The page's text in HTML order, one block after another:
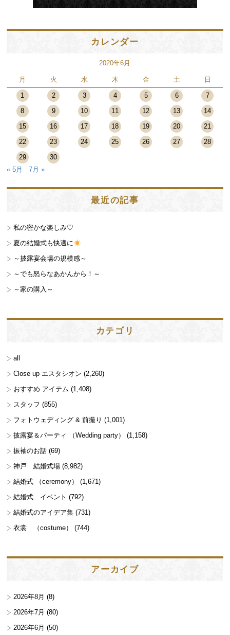
カレンダー
2020年6月
月 火 水 木 金 土 日
1 2 3 4 5 6
7
8
9 10 11 12 13
14
15
16 17 18 19 20
21
22
23 24 25 26 27
28
29
30
« 5月
7月 »
最近の記事
私の密かな楽しみ♡
夏の結婚式も快適に
～披露宴会場の規模感～
～でも怒らなあかんから！～
～家の購入～
カテゴリ
all
Close up エスタシオン (2,260)
おすすめ アイテム (1,408)
スタッフ (855)
フォトウェディング & 前撮り (1,001)
披露宴＆パーティ （Wedding party）
(1,158)
振袖のお話 (69)
神戸 結婚式場 (8,982)
結婚式 （ceremony）
(1,671)
結婚式 イベント (792)
結婚式のアイデア集 (731)
衣裳 （costume）
(744)
アーカイブ
2026年8月 (8)
2026年7月 (80)
2026年6月 (50)